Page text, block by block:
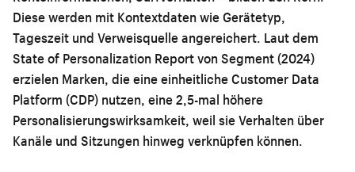
Diese werden mit Kontextdaten wie Gerätetyp,
Tageszeit und Verweisquelle angereichert. Laut dem
State of Personalization Report von Segment (2024)
erzielen Marken, die eine einheitliche Customer Data
Platform (CDP) nutzen, eine 2,5-mal höhere
Personalisierungswirksamkeit, weil sie Verhalten über
Kanäle und Sitzungen hinweg verknüpfen können.